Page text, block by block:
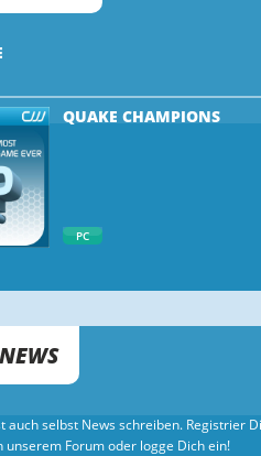
QUAKE CHAMPIONS
PC
auch selbst News schreiben. Registrier
unserem Forum oder logge Dich ein!